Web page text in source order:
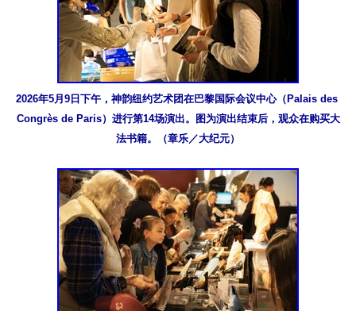
2026年5月9日下午，神韵纽约艺术团在巴黎国际会议中心（Palais des
Congrès de Paris）进行第14场演出。图为演出结束后，观众在购买大
法书籍。（章乐／大纪元）